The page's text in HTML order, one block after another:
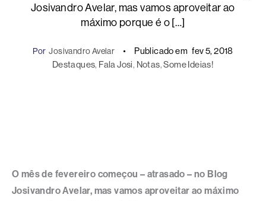
Josivandro Avelar, mas vamos aproveitar ao
máximo porque é o […]
Por Josivandro Avelar Publicado em fev 5, 2018
Destaques, Fala Josi, Notas, Some Ideias!
O mês de fevereiro começou – atrasado – no Blog
Josivandro Avelar, mas vamos aproveitar ao máximo